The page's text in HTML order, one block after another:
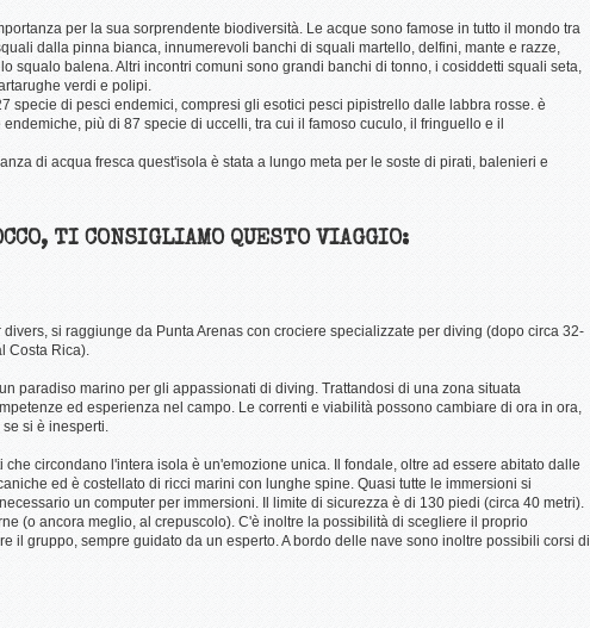
per la sua sorprendente biodiversità. Le acque sono famose in tutto il mondo tra
dalla pinna bianca, innumerevoli banchi di squali martello, delfini, mante e razze,
squalo balena. Altri incontri comuni sono grandi banchi di tonno, i cosiddetti squali seta,
verdi e polipi.
specie di pesci endemici, compresi gli esotici pesci pipistrello dalle labbra rosse. è
più di 87 specie di uccelli, tra cui il famoso cuculo, il fringuello e il
di acqua fresca quest'isola è stata a lungo meta per le soste di pirati, balenieri e
TI CONSIGLIAMO QUESTO VIAGGIO:
si raggiunge da Punta Arenas con crociere specializzate per diving (dopo circa 32-
Costa Rica).
paradiso marino per gli appassionati di diving. Trattandosi di una zona situata
ed esperienza nel campo. Le correnti e viabilità possono cambiare di ora in ora,
si è inesperti.
circondano l'intera isola è un'emozione unica. Il fondale, oltre ad essere abitato dalle
ed è costellato di ricci marini con lunghe spine. Quasi tutte le immersioni si
un computer per immersioni. Il limite di sicurezza è di 130 piedi (circa 40 metri).
(o ancora meglio, al crepuscolo). C'è inoltre la possibilità di scegliere il proprio
il gruppo, sempre guidato da un esperto. A bordo delle nave sono inoltre possibili corsi di